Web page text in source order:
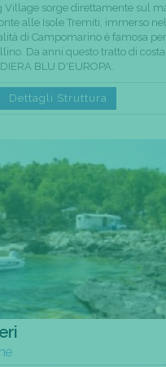
Village sorge direttamente sul
alle Isole Tremiti, immerso
di Campomarino è famosa
Da anni questo tratto di
BLU D'EUROPA.
Dettagli Struttura